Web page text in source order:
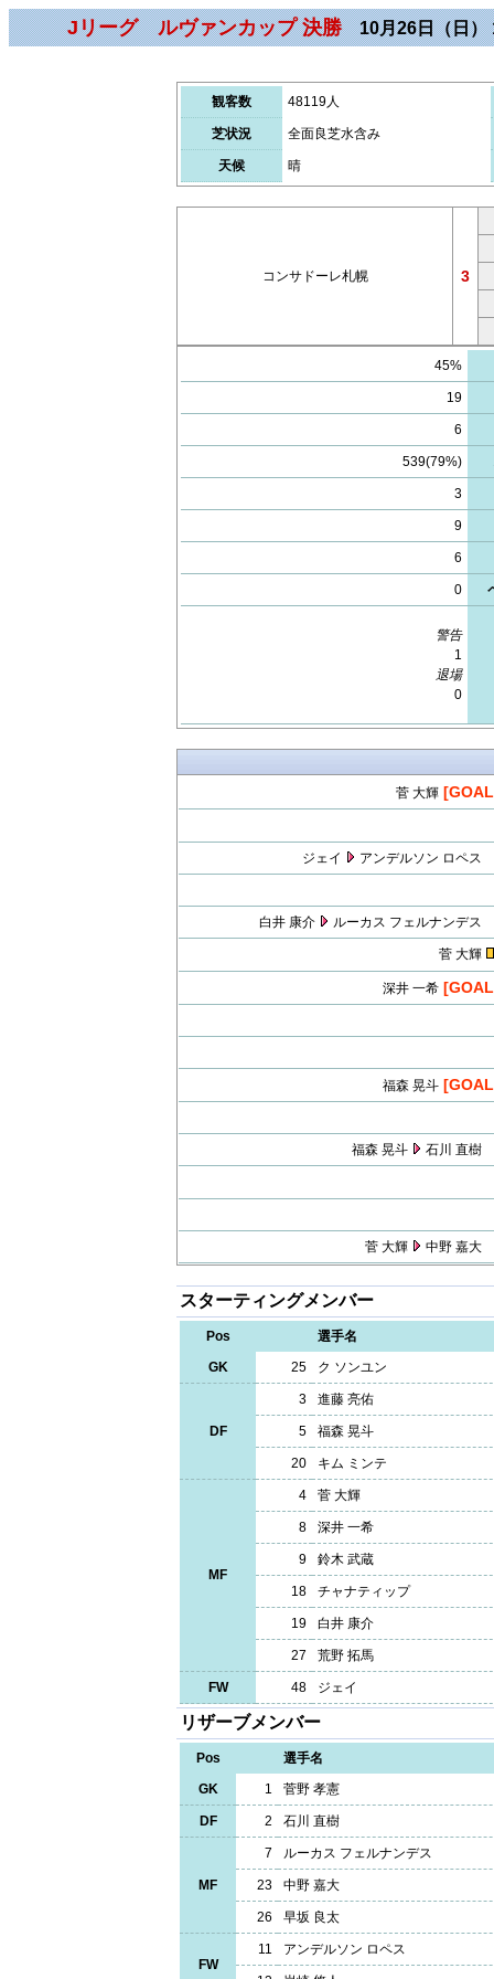
Jリーグ ルヴァンカップ 決勝10月26日（日）
観客数 48119人
芝状況 全面良芝水含み
天候 晴
コンサドーレ札幌 3
45%
19
6
539(79%)
3
9
6
0
警告
1
退場
0
菅 大輝
ジェイ アンデルソン ロペス
白井 康介 ルーカス フェルナンデス
菅 大輝
深井 一希
福森 晃斗
福森 晃斗 石川 直樹
菅 大輝 中野 嘉大
スターティングメンバー
Pos
選手名
GK
25 ク ソンユン
DF
3 進藤 亮佑
5 福森 晃斗
20 キム ミンテ
MF
4 菅 大輝
8 深井 一希
9 鈴木 武蔵
18 チャナティップ
19 白井 康介
27 荒野 拓馬
FW 48 ジェイ
リザーブメンバー
Pos
選手名
GK
1 菅野 孝憲
DF 2 石川 直樹
MF
7 ルーカス フェルナンデス
23 中野 嘉大
26 早坂 良太
FW
11 アンデルソン ロペス